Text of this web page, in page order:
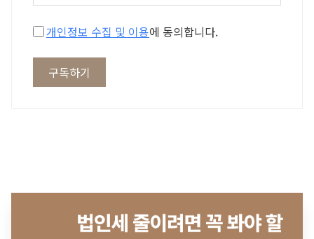
개인정보 수집 및 이용에 동의합니다.
구독하기